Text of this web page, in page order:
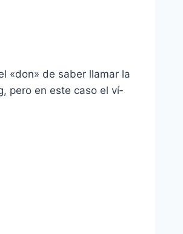
«don» de saber llamar la
pero en este caso el ví­